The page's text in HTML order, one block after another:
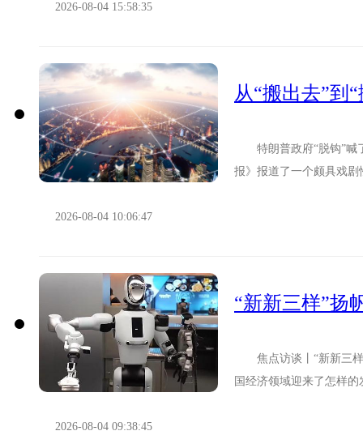
2026-08-04 15:58:35
从“搬出去”到
特朗普政府“脱钩”喊
报》报道了一个颇具戏
2026-08-04 10:06:47
“新新三样”扬
焦点访谈丨“新新三样
国经济领域迎来了怎样
2026-08-04 09:38:45